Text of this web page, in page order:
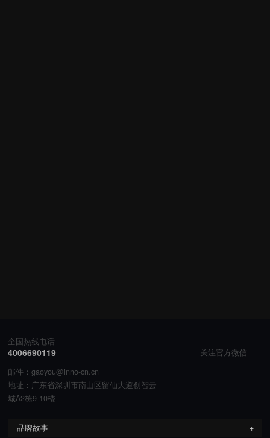
全国热线电话
4006690119
邮件：gaoyou@inno-cn.cn
地址：广东省深圳市南山区留仙大道创智云
城A2栋9-10楼
关注官方微信
品牌故事